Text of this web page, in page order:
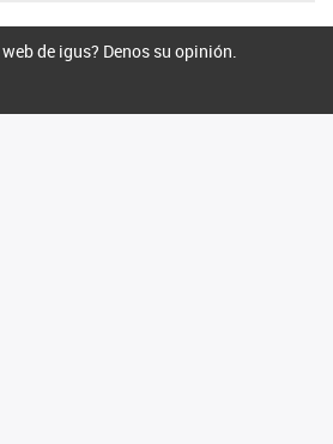
de igus? Denos su opinión.